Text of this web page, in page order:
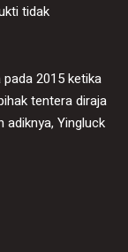
tidak
2015 ketika
tentera diraja
adiknya, Yingluck